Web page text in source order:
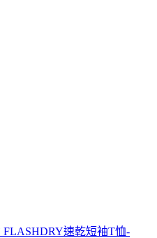
FLASHDRY速乾短袖T恤-